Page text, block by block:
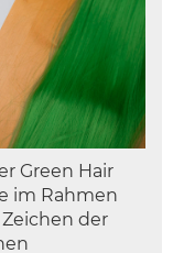
Green Hair
im Rahmen
der